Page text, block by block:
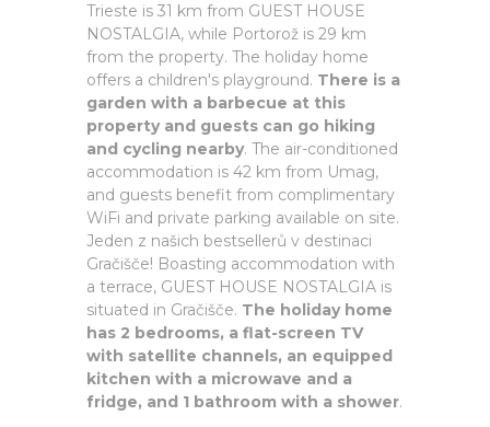
Trieste is 31 km from GUEST HOUSE
NOSTALGIA, while Portorož is 29 km
from the property. The holiday home
offers a children's playground. There is a
garden with a barbecue at this
property and guests can go hiking
and cycling nearby. The air-conditioned
accommodation is 42 km from Umag,
and guests benefit from complimentary
WiFi and private parking available on site.
Jeden z našich bestsellerů v destinaci
Gračišče! Boasting accommodation with
a terrace, GUEST HOUSE NOSTALGIA is
situated in Gračišče. The holiday home
has 2 bedrooms, a flat-screen TV
with satellite channels, an equipped
kitchen with a microwave and a
fridge, and 1 bathroom with a shower.